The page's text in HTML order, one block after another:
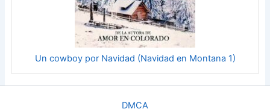
Un cowboy por Navidad (Navidad en Montana 1)
DMCA